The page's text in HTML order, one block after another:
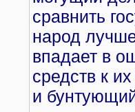
сравнить
народ
впадает в
средств к
и